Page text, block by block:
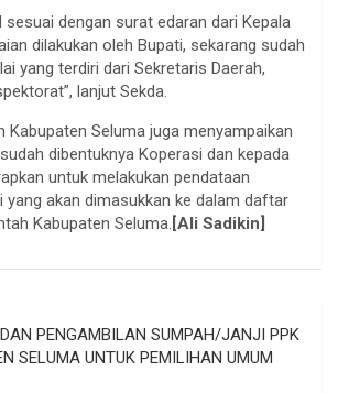
sesuai dengan surat edaran dari Kepala
dilakukan oleh Bupati, sekarang sudah
yang terdiri dari Sekretaris Daerah,
lanjut Sekda.
Kabupaten Seluma juga menyampaikan
dibentuknya Koperasi dan kepada
untuk melakukan pendataan
yang akan dimasukkan ke dalam daftar
Kabupaten Seluma. [Ali Sadikin]
PENGAMBILAN SUMPAH/JANJI PPK
SELUMA UNTUK PEMILIHAN UMUM